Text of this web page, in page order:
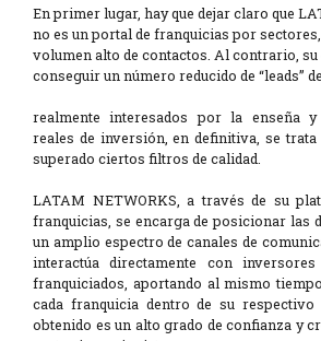
En primer lugar, hay que dejar claro que
no es un portal de franquicias por
volumen alto de contactos. Al contrario,
conseguir un número reducido de “leads”
realmente interesados por la enseña y
reales de inversión, en definitiva, se trata
superado ciertos filtros de calidad.
LATAM NETWORKS, a través de su
franquicias, se encarga de posicionar las
un amplio espectro de canales de
interactúa directamente con
franquiciados, aportando al mismo
cada franquicia dentro de su respectivo
obtenido es un alto grado de confianza y